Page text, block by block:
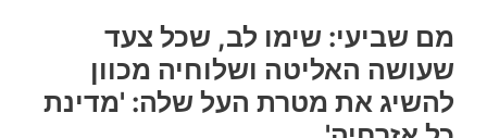
מם שביעי: שימו לב, שכל צעד
שעושה האליטה ושלוחיה מכוון
להשיג את מטרת העל שלה: 'מדינת